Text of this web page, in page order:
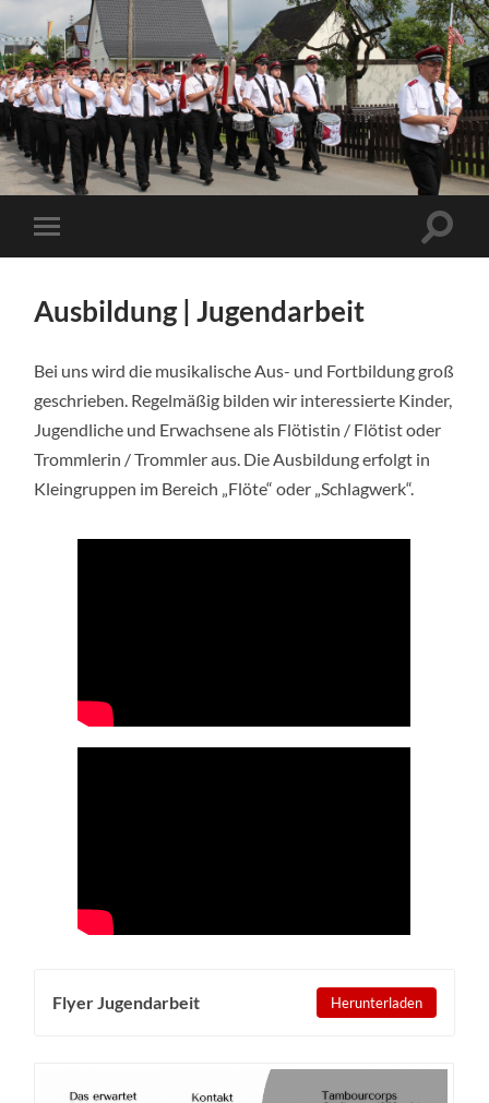
Ausbildung | Jugendarbeit
Bei uns wird die musikalische Aus- und Fortbildung groß
geschrieben. Regelmäßig bilden wir interessierte Kinder,
Jugendliche und Erwachsene als Flötistin / Flötist oder
Trommlerin / Trommler aus. Die Ausbildung erfolgt in
Kleingruppen im Bereich „Flöte“ oder „Schlagwerk“.
Flyer Jugendarbeit Herunterladen